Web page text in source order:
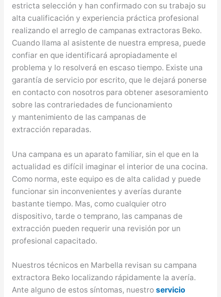
estricta selección y han confirmado con su trabajo su
alta cualificación y experiencia práctica profesional
realizando el arreglo de campanas extractoras Beko.
Cuando llama al asistente de nuestra empresa, puede
confiar en que identificará apropiadamente el
problema y lo resolverá en escaso tiempo. Existe una
garantía de servicio por escrito, que le dejará ponerse
en contacto con nosotros para obtener asesoramiento
sobre las contrariedades de funcionamiento
y mantenimiento de las campanas de
extracción reparadas.
Una campana es un aparato familiar, sin el que en la
actualidad es difícil imaginar el interior de una cocina.
Como norma, este equipo es de alta calidad y puede
funcionar sin inconvenientes y averías durante
bastante tiempo. Mas, como cualquier otro
dispositivo, tarde o temprano, las campanas de
extracción pueden requerir una revisión por un
profesional capacitado.
Nuestros técnicos en Marbella revisan su campana
extractora Beko localizando rápidamente la avería.
Ante alguno de estos síntomas, nuestro servicio